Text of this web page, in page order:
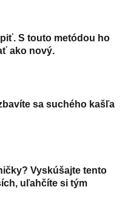
S touto metódou ho
ako nový.
sa suchého kašľa
Vyskúšajte tento
uľahčíte si tým